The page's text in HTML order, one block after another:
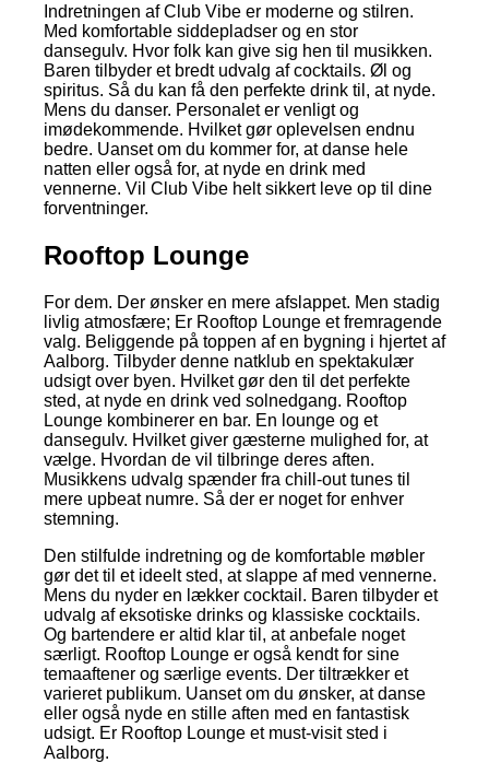
Indretningen af Club Vibe er moderne og stilren.
Med komfortable siddepladser og en stor
dansegulv. Hvor folk kan give sig hen til musikken.
Baren tilbyder et bredt udvalg af cocktails. Øl og
spiritus. Så du kan få den perfekte drink til, at nyde.
Mens du danser. Personalet er venligt og
imødekommende. Hvilket gør oplevelsen endnu
bedre. Uanset om du kommer for, at danse hele
natten eller også for, at nyde en drink med
vennerne. Vil Club Vibe helt sikkert leve op til dine
forventninger.
Rooftop Lounge
For dem. Der ønsker en mere afslappet. Men stadig
livlig atmosfære; Er Rooftop Lounge et fremragende
valg. Beliggende på toppen af en bygning i hjertet af
Aalborg. Tilbyder denne natklub en spektakulær
udsigt over byen. Hvilket gør den til det perfekte
sted, at nyde en drink ved solnedgang. Rooftop
Lounge kombinerer en bar. En lounge og et
dansegulv. Hvilket giver gæsterne mulighed for, at
vælge. Hvordan de vil tilbringe deres aften.
Musikkens udvalg spænder fra chill-out tunes til
mere upbeat numre. Så der er noget for enhver
stemning.
Den stilfulde indretning og de komfortable møbler
gør det til et ideelt sted, at slappe af med vennerne.
Mens du nyder en lækker cocktail. Baren tilbyder et
udvalg af eksotiske drinks og klassiske cocktails.
Og bartendere er altid klar til, at anbefale noget
særligt. Rooftop Lounge er også kendt for sine
temaaftener og særlige events. Der tiltrækker et
varieret publikum. Uanset om du ønsker, at danse
eller også nyde en stille aften med en fantastisk
udsigt. Er Rooftop Lounge et must-visit sted i
Aalborg.